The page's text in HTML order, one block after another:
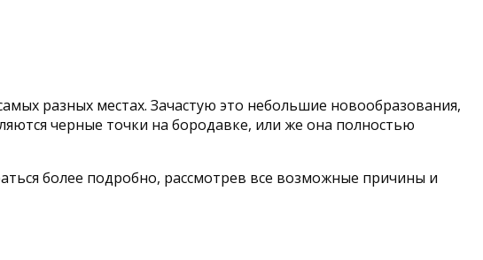
разных местах. Зачастую это небольшие новообразования,
черные точки на бородавке, или же она полностью
более подробно, рассмотрев все возможные причины и